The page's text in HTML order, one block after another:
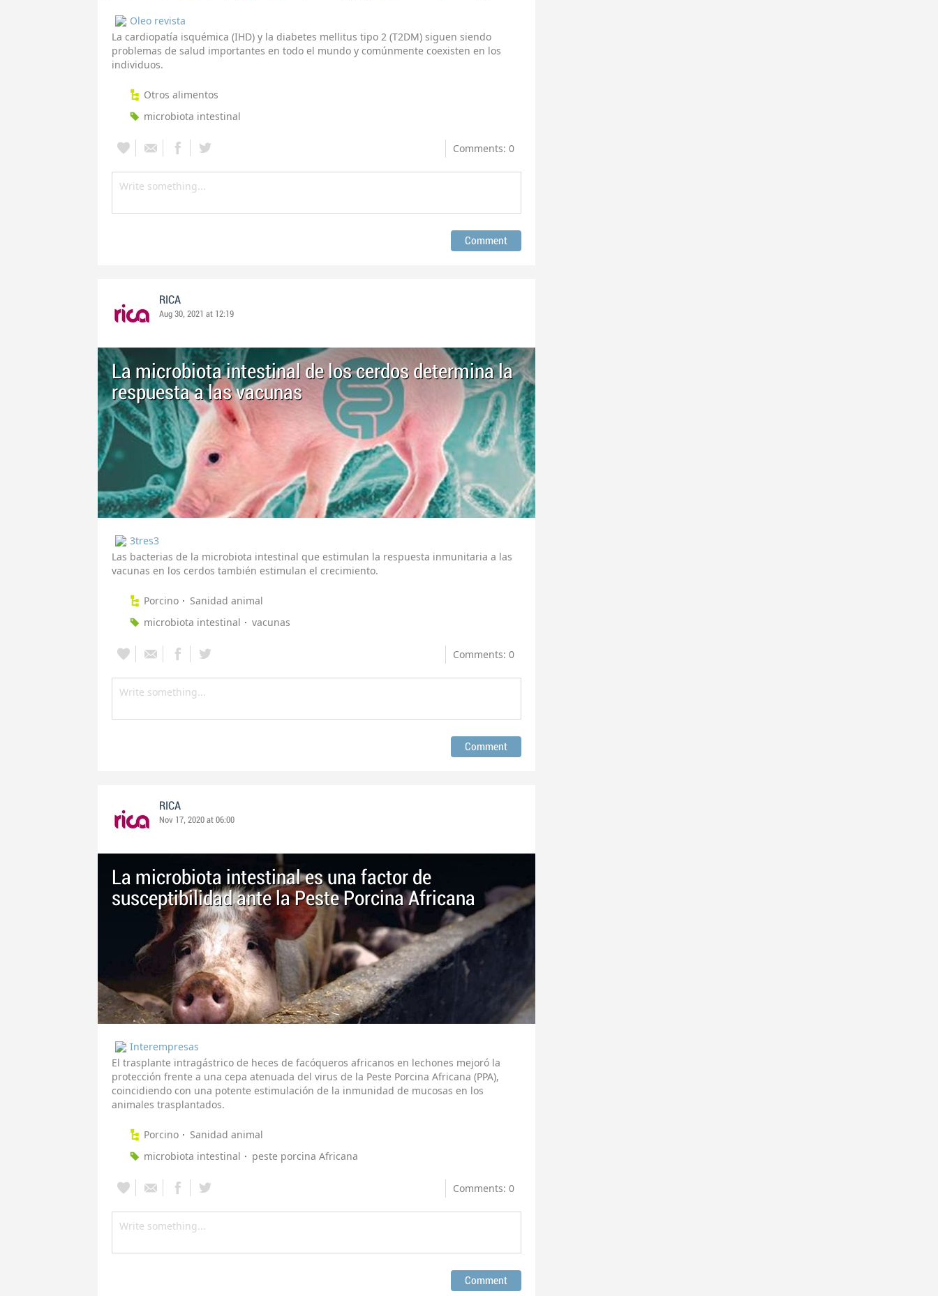
Oleo revista
La cardiopatía isquémica (IHD) y la diabetes mellitus tipo 2 (T2DM) siguen siendo
problemas de salud importantes en todo el mundo y comúnmente coexisten en los
individuos.
Otros alimentos
microbiota intestinal
Comments: 0
RICA
Aug 30, 2021 at 12:19
La microbiota intestinal de los cerdos determina la
respuesta a las vacunas
3tres3
Las bacterias de la microbiota intestinal que estimulan la respuesta inmunitaria a las
vacunas en los cerdos también estimulan el crecimiento.
Porcino
Sanidad animal
microbiota intestinal
vacunas
Comments: 0
RICA
Nov 17, 2020 at 06:00
La microbiota intestinal es una factor de
susceptibilidad ante la Peste Porcina Africana
Interempresas
El trasplante intragástrico de heces de facóqueros africanos en lechones mejoró la
protección frente a una cepa atenuada del virus de la Peste Porcina Africana (PPA),
coincidiendo con una potente estimulación de la inmunidad de mucosas en los
animales trasplantados.
Porcino
Sanidad animal
microbiota intestinal
peste porcina Africana
Comments: 0